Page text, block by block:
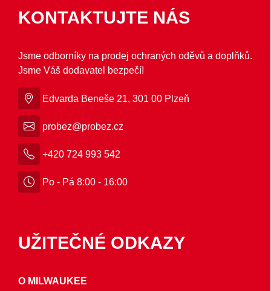
KONTAKTUJTE NÁS
Jsme odborníky na prodej ochraných oděvů a doplňků.
Jsme Váš dodavatel bezpečí!
Edvarda Beneše 21, 301 00 Plzeň
probez@probez.cz
+420 724 993 542
Po - Pá 8:00 - 16:00
UŽITEČNÉ ODKAZY
O MILWAUKEE